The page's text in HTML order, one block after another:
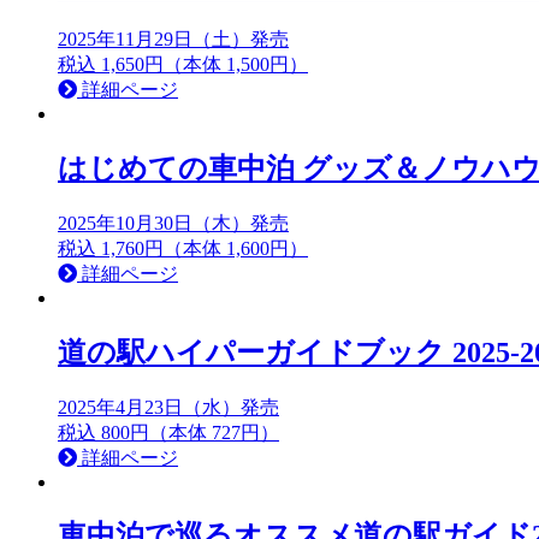
2025年11月29日（土）発売
税込 1,650円（本体 1,500円）
詳細ページ
はじめての車中泊 グッズ＆ノウハ
2025年10月30日（木）発売
税込 1,760円（本体 1,600円）
詳細ページ
道の駅ハイパーガイドブック 2025-
2025年4月23日（水）発売
税込 800円（本体 727円）
詳細ページ